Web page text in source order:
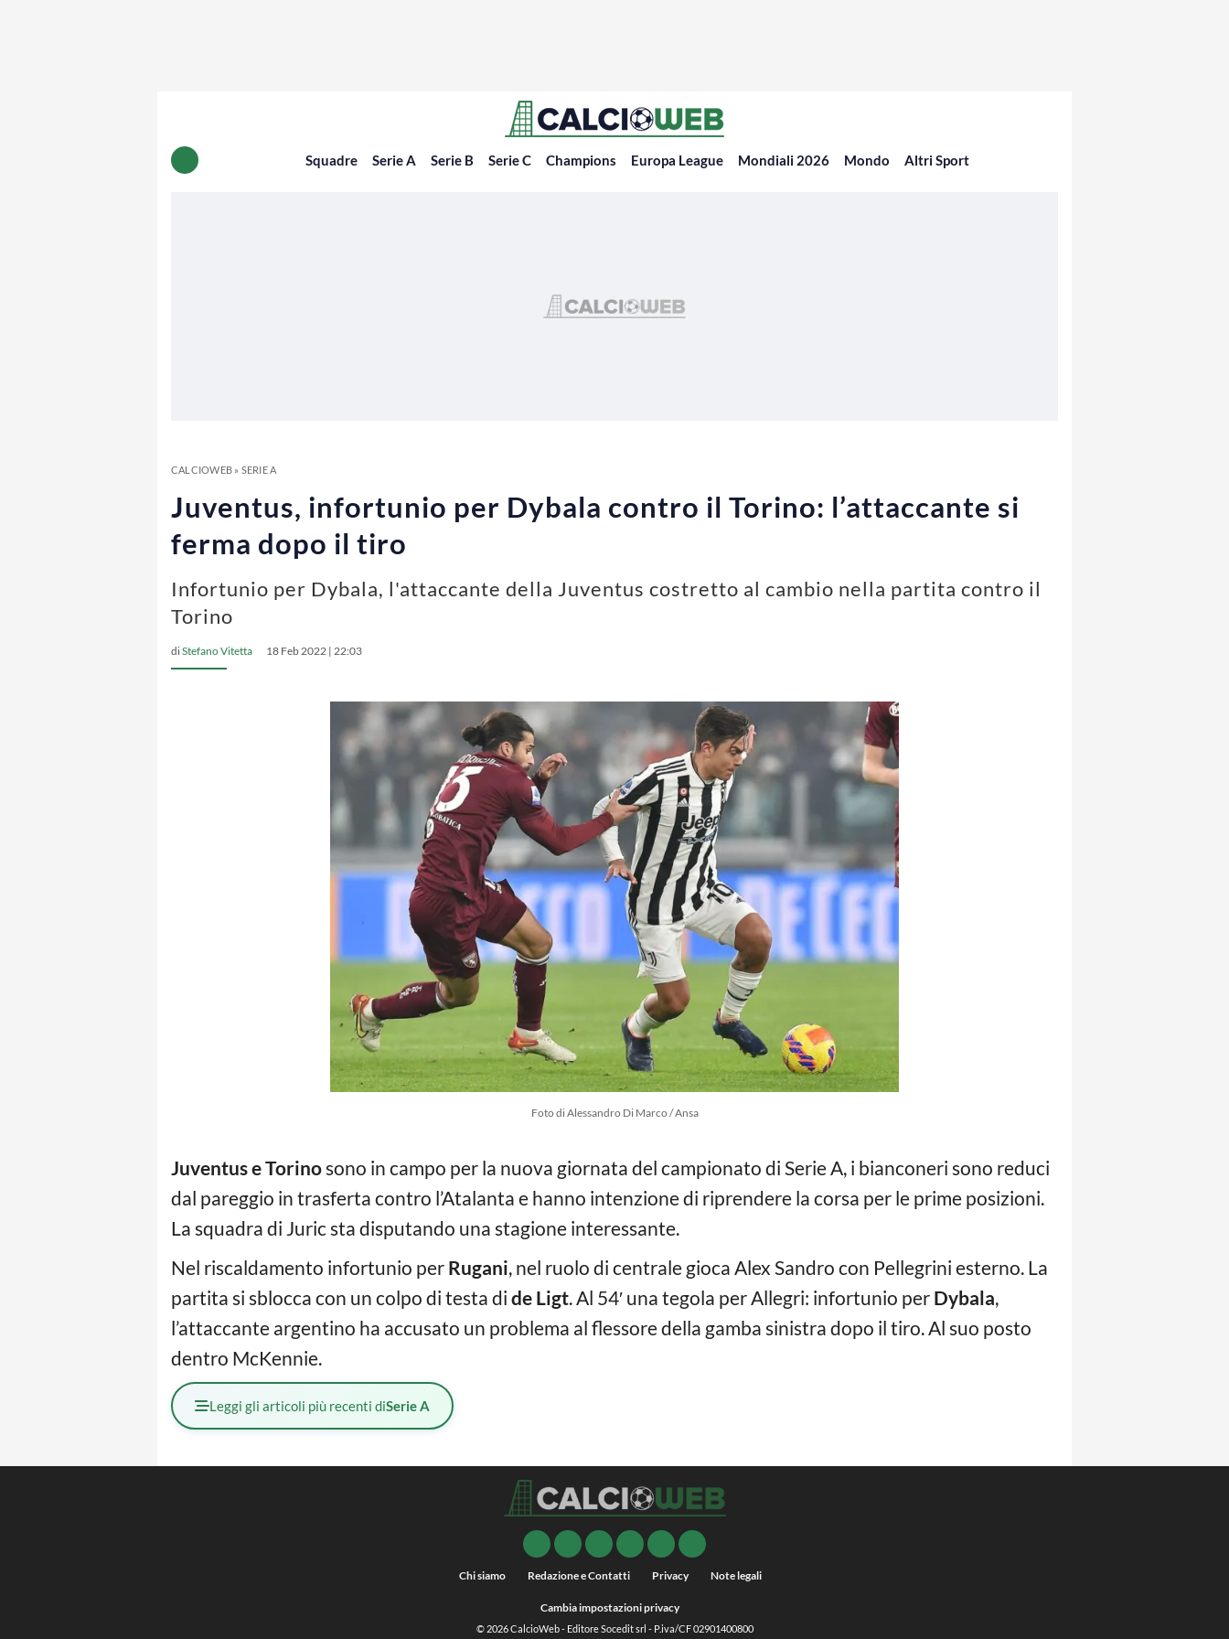
Squadre Serie A Serie B Serie C Champions Europa League Mondiali 2026 Mondo Altri Sport
CALCIOWEB» SERIE A
Juventus, infortunio per Dybala contro il Torino: l’attaccante si
ferma dopo il tiro
Infortunio per Dybala, l'attaccante della Juventus costretto al cambio nella partita contro il
Torino
diStefano Vitetta 18 Feb 2022 | 22:03
Foto di Alessandro Di Marco / Ansa
Juventus e Torinosono in campo per la nuova giornata del campionato di Serie A, i bianconeri sono reduci
dal pareggio in trasferta contro l’Atalanta e hanno intenzione di riprendere la corsa per le prime posizioni.
La squadra di Juric sta disputando una stagione interessante.
Nel riscaldamento infortunio per Rugani, nel ruolo di centrale gioca Alex Sandro con Pellegrini esterno. La
partita si sblocca con un colpo di testa di de Ligt. Al 54′ una tegola per Allegri: infortunio per Dybala,
l’attaccante argentino ha accusato un problema al flessore della gamba sinistra dopo il tiro. Al suo posto
dentro McKennie.
Leggi gli articoli più recenti diSerie A
Chi siamo Redazione e Contatti Privacy Note legali
Cambia impostazioni privacy
© 2026CalcioWeb- Editore Socedit srl - P.iva/CF 02901400800